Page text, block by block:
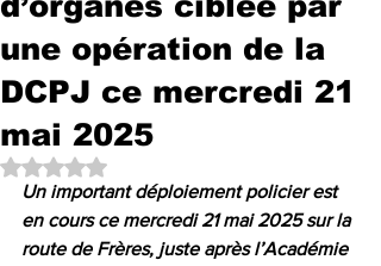
une opération de la
DCPJ ce mercredi 21
mai 2025
Noté NaN étoiles sur 5.
Un important déploiement policier est
en cours ce mercredi 21 mai 2025 sur la
route de Frères, juste après l’Académie